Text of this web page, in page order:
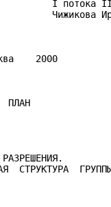
I потока
Чижикова
2000
ПЛАН
СТРУКТУРА